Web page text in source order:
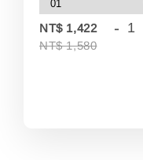
NT$ 1,422
NT$ 1,580
-